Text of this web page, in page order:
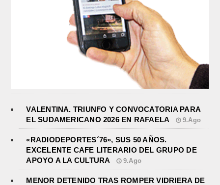
VALENTINA. TRIUNFO Y CONVOCATORIA PARA
EL SUDAMERICANO 2026 EN RAFAELA
9.Ago
«RADIODEPORTES´76», SUS 50 AÑOS.
EXCELENTE CAFE LITERARIO DEL GRUPO DE
APOYO A LA CULTURA
9.Ago
MENOR DETENIDO TRAS ROMPER VIDRIERA DE